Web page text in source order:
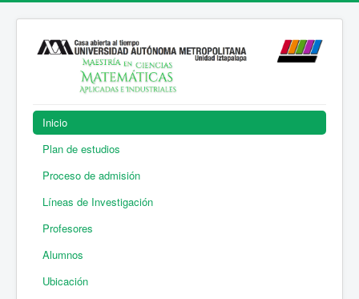
Inicio
Plan de estudios
Proceso de admisión
Líneas de Investigación
Profesores
Alumnos
Ubicación